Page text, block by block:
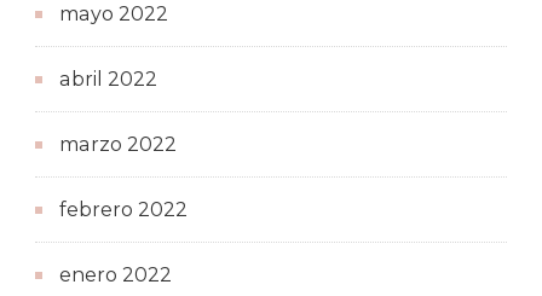
mayo 2022
abril 2022
marzo 2022
febrero 2022
enero 2022